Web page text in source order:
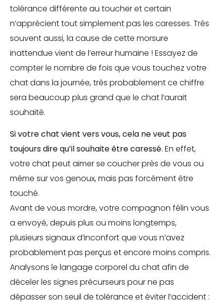
tolérance différente au toucher et certain
n’apprécient tout simplement pas les caresses. Très
souvent aussi, la cause de cette morsure
inattendue vient de l’erreur humaine ! Essayez de
compter le nombre de fois que vous touchez votre
chat dans la journée, très probablement ce chiffre
sera beaucoup plus grand que le chat l’aurait
souhaité.
Si votre chat vient vers vous, cela ne veut pas
toujours dire qu’il souhaite être caressé. En effet,
votre chat peut aimer se coucher près de vous ou
même sur vos genoux, mais pas forcément être
touché.
Avant de vous mordre, votre compagnon félin vous
a envoyé, depuis plus ou moins longtemps,
plusieurs signaux d’inconfort que vous n’avez
probablement pas perçus et encore moins compris.
Analysons le langage corporel du chat afin de
déceler les signes précurseurs pour ne pas
dépasser son seuil de tolérance et éviter l’accident :